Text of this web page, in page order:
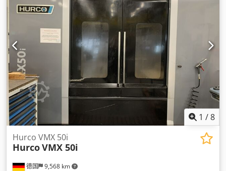
1 /8
德国 9,568 km
Hurco VMX 50i
HurcoVMX 50i